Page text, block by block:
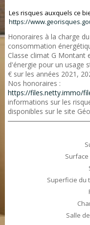
Les risques auxquels ce
https://
Honoraires à la charge
consommation
Classe climat G Montant
d'énergie pour un usage
€ sur les années 2021,
Nos honoraires :
https://files.netty.immo/
informations sur les
disponibles sur le site
Surface
Superficie du
Salle